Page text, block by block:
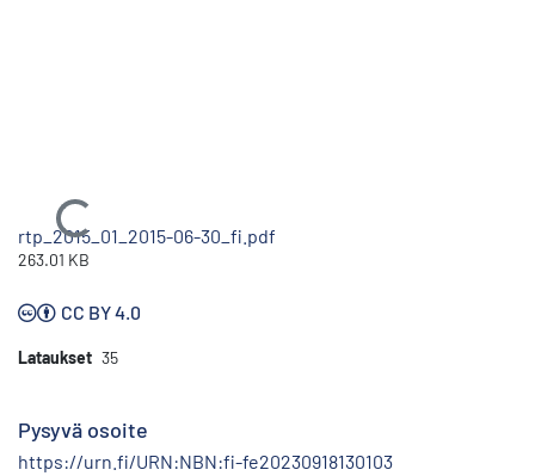
Ladataan...
rtp_2015_01_2015-06-30_fi.pdf
263.01 KB
CC BY 4.0
Lataukset 35
Pysyvä osoite
https://urn.fi/URN:NBN:fi-fe20230918130103